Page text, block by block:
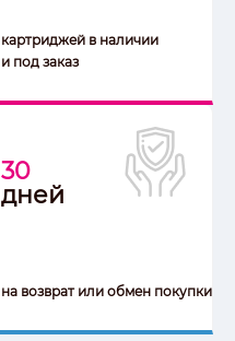
картриджей в наличии
и под заказ
30
дней
на возврат или обмен покупки